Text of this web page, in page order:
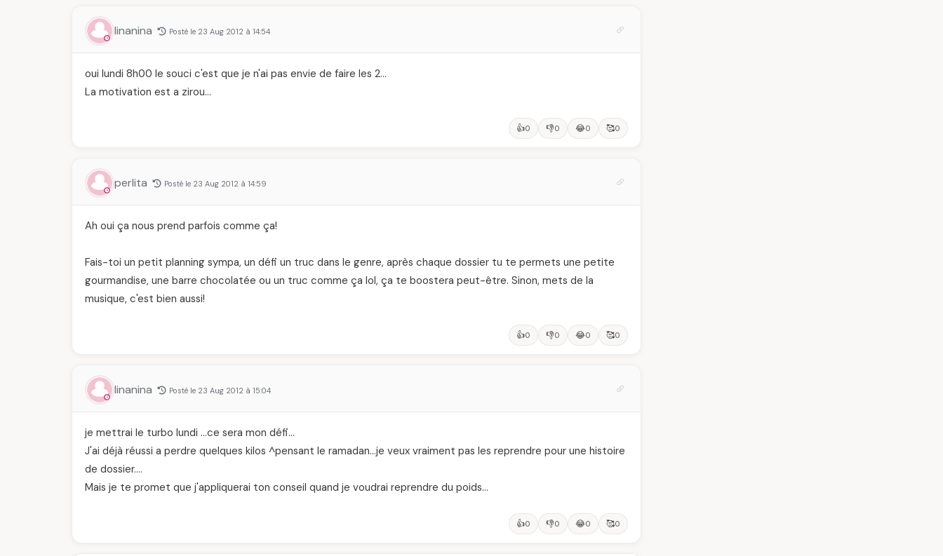
linanina Posté le 23 Aug 2012 à 14:54
oui lundi 8h00 le souci c'est que je n'ai pas envie de faire les 2…
La motivation est a zirou…
👍0 👎0 😂0 🥰0
perlita Posté le 23 Aug 2012 à 14:59
Ah oui ça nous prend parfois comme ça!
Fais-toi un petit planning sympa, un défi un truc dans le genre, après chaque dossier tu te permets une petite
gourmandise, une barre chocolatée ou un truc comme ça lol, ça te boostera peut-être. Sinon, mets de la
musique, c'est bien aussi!
👍0 👎0 😂0 🥰0
linanina Posté le 23 Aug 2012 à 15:04
je mettrai le turbo lundi …ce sera mon défi…
J'ai déjà réussi a perdre quelques kilos ^pensant le ramadan…je veux vraiment pas les reprendre pour une histoire
de dossier….
Mais je te promet que j'appliquerai ton conseil quand je voudrai reprendre du poids…
👍0 👎0 😂0 🥰0